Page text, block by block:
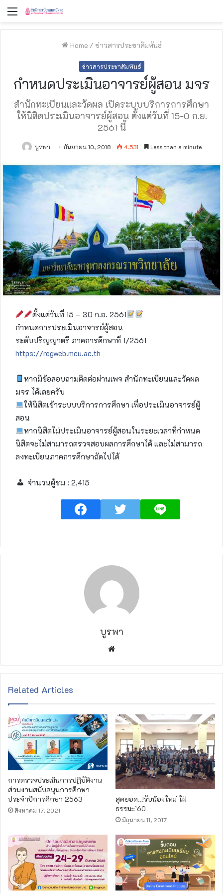
Menu
Home / ข่าวสารประชาสัมพันธ์
ข่าวสารประชาสัมพันธ์
กำหนดประเมินอาจารย์ผู้สอน มจร
สำนักทะเบียนและวัดผล เปิดระบบบริการการศึกษา
ให้นิสิตประเมินอาจารย์ผู้สอน ตั้งแต่วันที่ 15-0 ก.ย.
2561 นี้
บูรพา กันยายน 10, 2018 4,531 Less than a minute
ตั้งแต่วันที่ 15 – 30 ก.ย. 2561
กำหนดการประเมินอาจารย์ผู้สอน
ระดับปริญญาตรี ภาคการศึกษาที่ 1/2561
https://regweb.mcu.ac.th
หากมีข้อสอบถามติดต่อผ่านเพจ สำนักทะเบียนและวัดผล
มจร ได้เลยครับ
ให้นิสิตเข้าระบบบริการการศึกษา เพื่อประเมินอาจารย์ผู้
สอน
หากนิสิตไม่ประเมินอาจารย์ผู้สอนในระยะเวลาที่กำหนด
นิสิตจะไม่สามารถตรวจสอบผลการศึกษาได้ และไม่สามารถ
ลงทะเบียนภาคการศึกษาถัดไปได้
จำนวนผู้ชม : 2,415
บูรพา
b
e
Related Articles
การตรวจประเมินการปฏิบัติงาน
ส่วนงานสนับสนุนการศึกษา
ประจำปีการศึกษา 2563
สิงหาคม 17, 2021
สุดยอด..!รับน้องใหม่ ใฝ่
ธรรมะ’60
มิถุนายน 11, 2017